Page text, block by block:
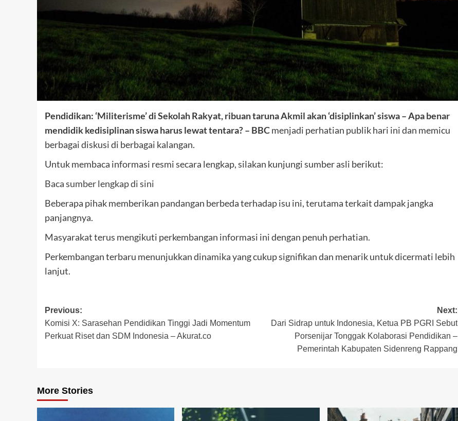
Pendidikan: ‘Militerisme’ di Sekolah Rakyat, ribuan taruna Akmil akan ‘disiplinkan’ siswa – Apa benar
mendidik kedisiplinan siswa harus lewat tentara? – BBCmenjadi perhatian publik hari ini dan memicu
berbagai diskusi di berbagai kalangan.
Untuk membaca informasi resmi secara lengkap, silakan kunjungi sumber asli berikut:
Baca sumber lengkap di sini
Beberapa pihak memberikan pandangan berbeda terhadap isu ini, terutama terkait dampak jangka
panjangnya.
Masyarakat terus mengikuti perkembangan informasi ini dengan penuh perhatian.
Perkembangan terbaru menunjukkan dinamika yang cukup signifikan dan menarik untuk dicermati lebih
lanjut.
Post
navigation
Previous:
Komisi X: Sarasehan Pendidikan Tinggi Jadi Momentum
Perkuat Riset dan SDM Indonesia – Akurat.co
Next:
Dari Sidrap untuk Indonesia, Ketua PB PGRI Sebut
Porsenijar Tonggak Kolaborasi Pendidikan –
Pemerintah Kabupaten Sidenreng Rappang
More Stories